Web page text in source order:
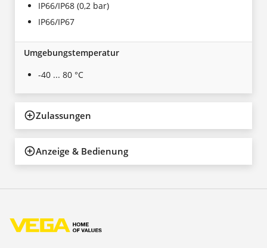
IP66/IP68 (0,2 bar)
IP66/IP67
Umgebungstemperatur
-40 ... 80 °C
Zulassungen
Anzeige & Bedienung